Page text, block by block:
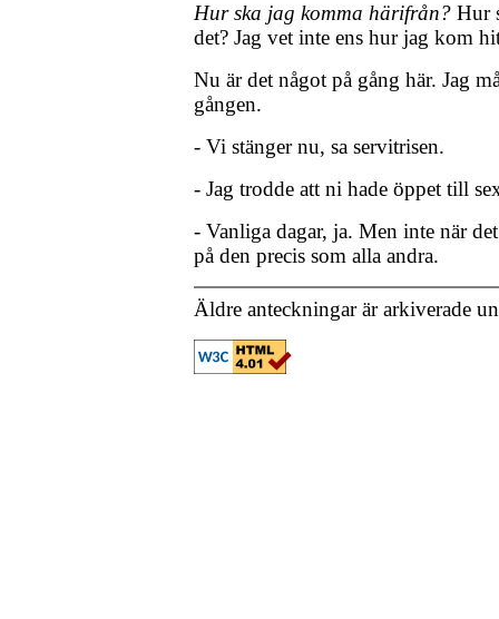
Hur ska jag komma härifrån? Hur
det? Jag vet inte ens hur jag kom
Nu är det något på gång här. Jag
gången.
- Vi stänger nu, sa servitrisen.
- Jag trodde att ni hade öppet till
- Vanliga dagar, ja. Men inte när
på den precis som alla andra.
Äldre anteckningar är arkiverade